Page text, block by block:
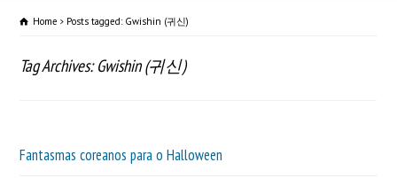
Home Posts tagged: Gwishin (귀신)
Tag Archives: Gwishin (귀신)
Fantasmas coreanos para o Halloween